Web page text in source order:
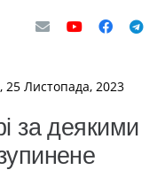
25 Листопада, 2023
за деякими